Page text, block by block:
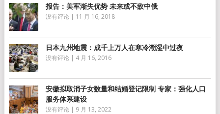
报告：美军渐失优势 未来或不敌中俄
没有评论 | 11 月 16, 2018
日本九州地震：成千上万人在寒冷潮湿中过夜
没有评论 | 4 月 16, 2016
安徽拟取消子女数量和结婚登记限制 专家：强化人口
服务体系建设
没有评论 | 9 月 13, 2022